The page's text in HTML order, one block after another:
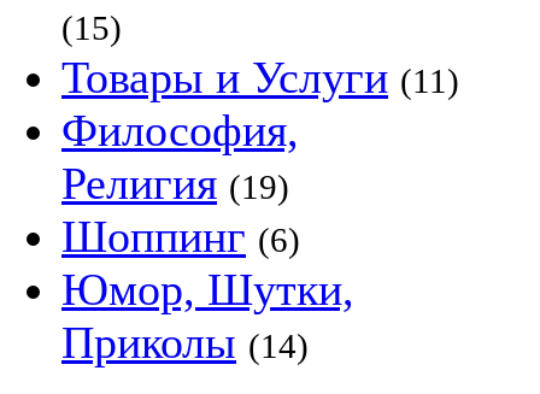
(15)
Товары и Услуги (11)
Философия,
Религия (19)
Шоппинг (6)
Юмор, Шутки,
Приколы (14)